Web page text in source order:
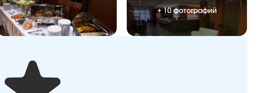
+ 10 фотографий